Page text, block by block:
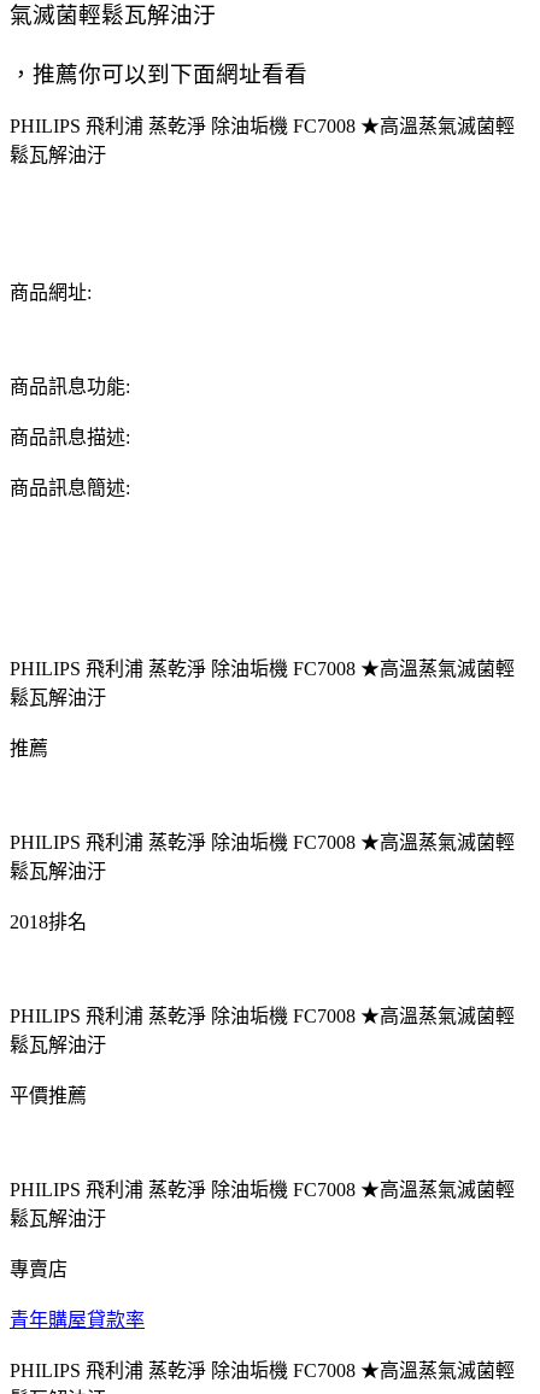
氣滅菌輕鬆瓦解油汙
，推薦你可以到下面網址看看
PHILIPS 飛利浦 蒸乾淨 除油垢機 FC7008 ★高溫蒸氣滅菌輕
鬆瓦解油汙
商品網址:
商品訊息功能:
商品訊息描述:
商品訊息簡述:
PHILIPS 飛利浦 蒸乾淨 除油垢機 FC7008 ★高溫蒸氣滅菌輕
鬆瓦解油汙
推薦
PHILIPS 飛利浦 蒸乾淨 除油垢機 FC7008 ★高溫蒸氣滅菌輕
鬆瓦解油汙
2018排名
PHILIPS 飛利浦 蒸乾淨 除油垢機 FC7008 ★高溫蒸氣滅菌輕
鬆瓦解油汙
平價推薦
PHILIPS 飛利浦 蒸乾淨 除油垢機 FC7008 ★高溫蒸氣滅菌輕
鬆瓦解油汙
專賣店
青年購屋貸款率
PHILIPS 飛利浦 蒸乾淨 除油垢機 FC7008 ★高溫蒸氣滅菌輕